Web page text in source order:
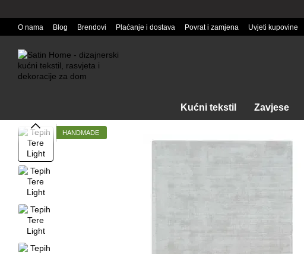
O nama Blog Brendovi Plaćanje i dostava Povrat i zamjena Uvjeti kupovine
Kućni tekstil Zavjese
HANDMADE